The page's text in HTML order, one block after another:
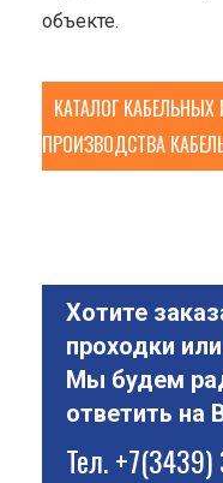
объекте.
КАТАЛОГ
ПРОИЗВОДСТВА
Хотите
проходки
Мы будем
ответить на
Тел.